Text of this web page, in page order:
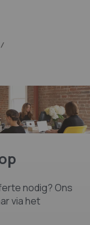
nodig? Ons
via het